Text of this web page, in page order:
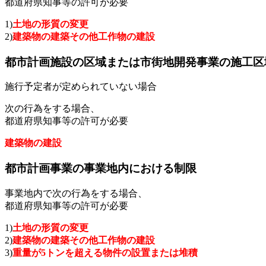
都道府県知事等の許可が必要
1)土地の形質の変更
2)建築物の建築その他工作物の建設
都市計画施設の区域または市街地開発事業の施工
施行予定者が定められていない場合
次の行為をする場合、
都道府県知事等の許可が必要
建築物の建設
都市計画事業の事業地内における制限
事業地内で次の行為をする場合、
都道府県知事等の許可が必要
1)土地の形質の変更
2)建築物の建築その他工作物の建設
3)重量が5トンを超える物件の設置または堆積